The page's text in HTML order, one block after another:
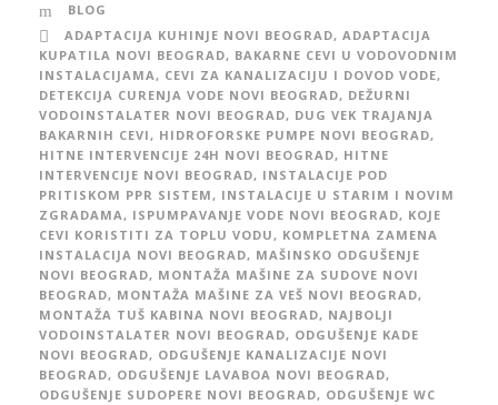
BLOG
ADAPTACIJA KUHINJE NOVI BEOGRAD, ADAPTACIJA
KUPATILA NOVI BEOGRAD, BAKARNE CEVI U VODOVODNIM
INSTALACIJAMA, CEVI ZA KANALIZACIJU I DOVOD VODE,
DETEKCIJA CURENJA VODE NOVI BEOGRAD, DEŽURNI
VODOINSTALATER NOVI BEOGRAD, DUG VEK TRAJANJA
BAKARNIH CEVI, HIDROFORSKE PUMPE NOVI BEOGRAD,
HITNE INTERVENCIJE 24H NOVI BEOGRAD, HITNE
INTERVENCIJE NOVI BEOGRAD, INSTALACIJE POD
PRITISKOM PPR SISTEM, INSTALACIJE U STARIM I NOVIM
ZGRADAMA, ISPUMPAVANJE VODE NOVI BEOGRAD, KOJE
CEVI KORISTITI ZA TOPLU VODU, KOMPLETNA ZAMENA
INSTALACIJA NOVI BEOGRAD, MAŠINSKO ODGUŠENJE
NOVI BEOGRAD, MONTAŽA MAŠINE ZA SUDOVE NOVI
BEOGRAD, MONTAŽA MAŠINE ZA VEŠ NOVI BEOGRAD,
MONTAŽA TUŠ KABINA NOVI BEOGRAD, NAJBOLJI
VODOINSTALATER NOVI BEOGRAD, ODGUŠENJE KADE
NOVI BEOGRAD, ODGUŠENJE KANALIZACIJE NOVI
BEOGRAD, ODGUŠENJE LAVABOA NOVI BEOGRAD,
ODGUŠENJE SUDOPERE NOVI BEOGRAD, ODGUŠENJE WC